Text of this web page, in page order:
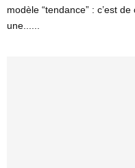
modèle “tendance” : c’est
une......